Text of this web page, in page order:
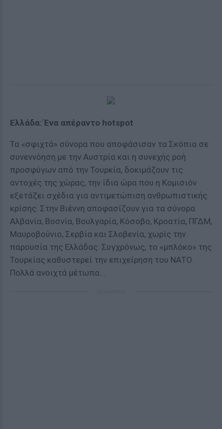
Ελλάδα: Ένα απέραντο hotspot
Τα «σφιχτά» σύνορα που αποφάσισαν τα Σκόπια σε
συνεννόηση με την Αυστρία και η συνεχής ροή
προσφύγων από την Τουρκία, δοκιμάζουν τις
αντοχές της χώρας, την ίδια ώρα που η Κομισιόν
εξετάζει σχέδια για αντιμετώπιση ανθρωπιστικής
κρίσης. Στην Βιέννη αποφασίζουν για τα σύνορα
Αλβανία, Βοσνία, Βουλγαρία, Κόσοβο, Κροατία, ΠΓΔΜ,
Μαυροβούνιο, Σερβία και Σλοβενία, χωρίς την
παρουσία της Ελλάδας. Συγχρόνως, το «μπλόκο» της
Τουρκίας καθυστερεί την επιχείρηση του ΝΑΤΟ.
Πολλά ανοιχτά μέτωπα...